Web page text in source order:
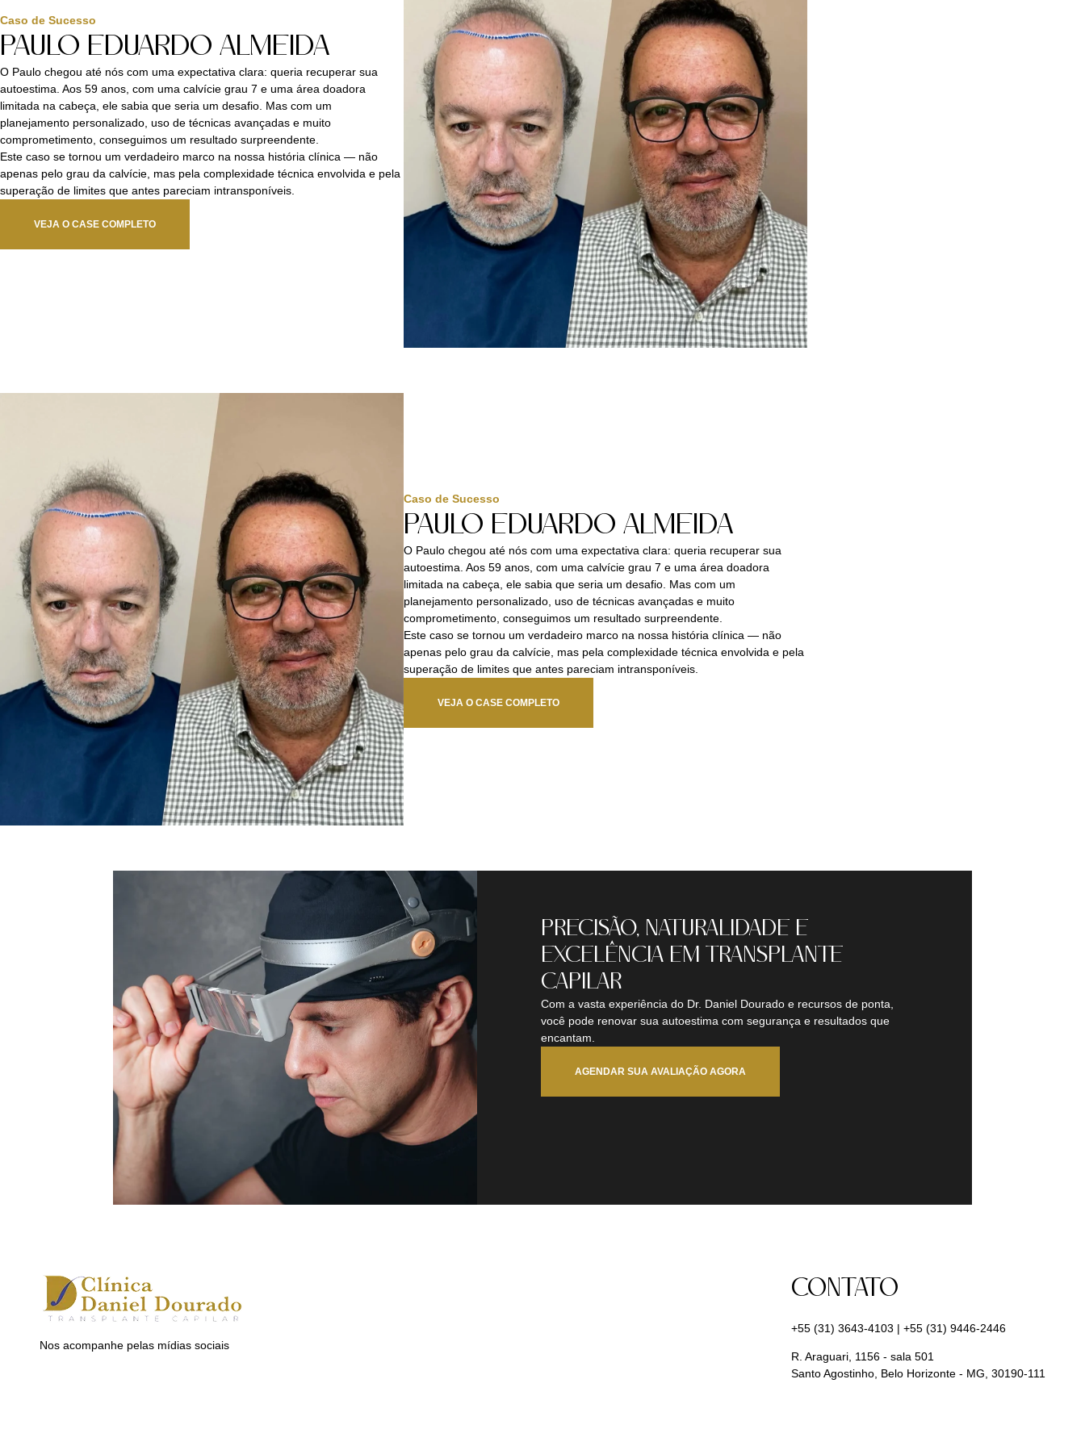
Caso de Sucesso
PAULO EDUARDO ALMEIDA
O Paulo chegou até nós com uma expectativa clara: queria recuperar sua
autoestima. Aos 59 anos, com uma calvície grau 7 e uma área doadora
limitada na cabeça, ele sabia que seria um desafio. Mas com um
planejamento personalizado, uso de técnicas avançadas e muito
comprometimento, conseguimos um resultado surpreendente.
Este caso se tornou um verdadeiro marco na nossa história clínica — não
apenas pelo grau da calvície, mas pela complexidade técnica envolvida e pela
superação de limites que antes pareciam intransponíveis.
VEJA O CASE COMPLETO
Caso de Sucesso
PAULO EDUARDO ALMEIDA
O Paulo chegou até nós com uma expectativa clara: queria recuperar sua
autoestima. Aos 59 anos, com uma calvície grau 7 e uma área doadora
limitada na cabeça, ele sabia que seria um desafio. Mas com um
planejamento personalizado, uso de técnicas avançadas e muito
comprometimento, conseguimos um resultado surpreendente.
Este caso se tornou um verdadeiro marco na nossa história clínica — não
apenas pelo grau da calvície, mas pela complexidade técnica envolvida e pela
superação de limites que antes pareciam intransponíveis.
VEJA O CASE COMPLETO
PRECISÃO, NATURALIDADE E
EXCELÊNCIA EM TRANSPLANTE
CAPILAR
Com a vasta experiência do Dr. Daniel Dourado e recursos de ponta,
você pode renovar sua autoestima com segurança e resultados que
encantam.
AGENDAR SUA AVALIAÇÃO AGORA
Nos acompanhe pelas mídias sociais
CONTATO
+55 (31) 3643-4103 | +55 (31) 9446-2446
R. Araguari, 1156 - sala 501
Santo Agostinho Belo Horizonte - MG 30190-111